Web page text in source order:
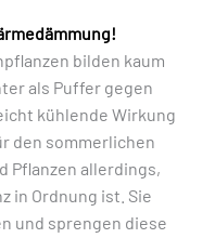
bilden kaum
als Puffer gegen
kühlende Wirkung
den sommerlichen
Pflanzen allerdings,
in Ordnung ist. Sie
und sprengen diese